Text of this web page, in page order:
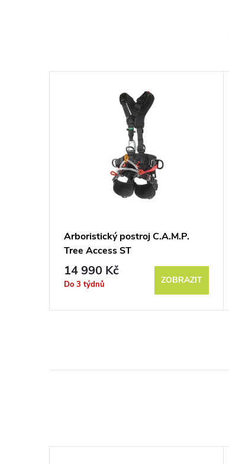
Arboristický postroj C.A.M.P.
Tree Access ST
14 990 Kč
Do 3 týdnů ZOBRAZIT